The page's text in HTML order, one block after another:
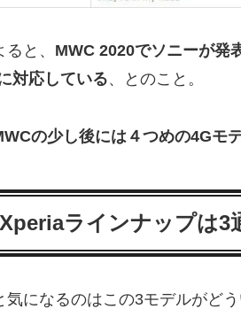
と、 MWC 2020でソニーが発
対応している、とのこと。
の少し後には４つめの4Gモ
ラインナップは3
気になるのはこの3モデルがど